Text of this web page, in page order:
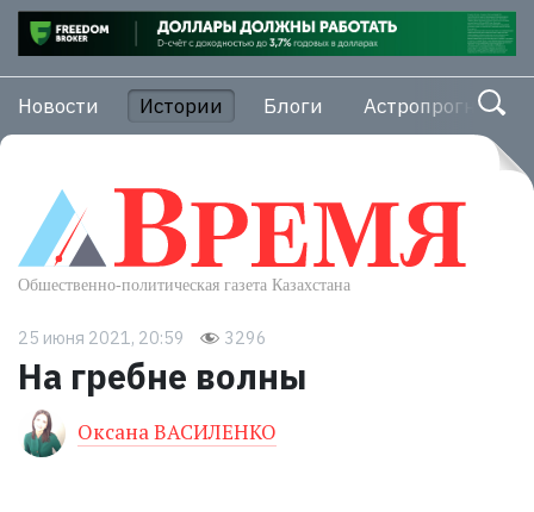
Новости Истории Блоги Астропрогноз
25 июня 2021, 20:59 3296
На гребне волны
Оксана ВАСИЛЕНКО